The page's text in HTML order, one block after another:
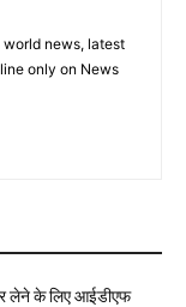
world news, latest
only on News
लेने के लिए आईडीएफ